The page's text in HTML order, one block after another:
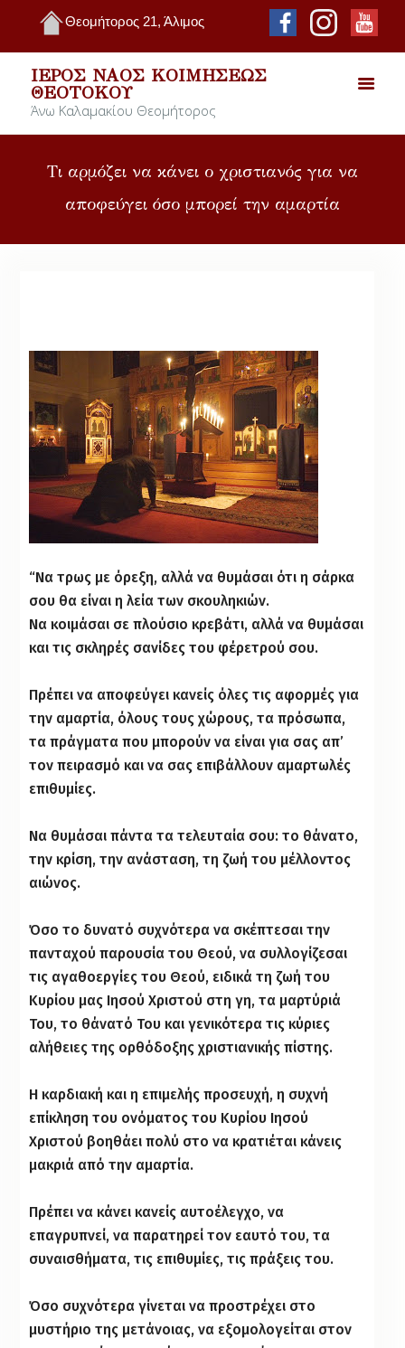
Θεομήτορος 21, Άλιμος
ΙΕΡΌΣ ΝΑΌΣ ΚΟΙΜΉΣΕΩΣ
ΘΕΟΤΌΚΟΥ
Άνω Καλαμακίου Θεομήτορος
Τι αρμόζει να κάνει ο χριστιανός για να
αποφεύγει όσο μπορεί την αμαρτία
“Να τρως με όρεξη, αλλά να θυμάσαι ότι η σάρκα
σου θα είναι η λεία των σκουληκιών.
Να κοιμάσαι σε πλούσιο κρεβάτι, αλλά να θυμάσαι
και τις σκληρές σανίδες του φέρετρού σου.
Πρέπει να αποφεύγει κανείς όλες τις αφορμές για
την αμαρτία, όλους τους χώρους, τα πρόσωπα,
τα πράγματα που μπορούν να είναι για σας απ’
τον πειρασμό και να σας επιβάλλουν αμαρτωλές
επιθυμίες.
Να θυμάσαι πάντα τα τελευταία σου: το θάνατο,
την κρίση, την ανάσταση, τη ζωή του μέλλοντος
αιώνος.
Όσο το δυνατό συχνότερα να σκέπτεσαι την
πανταχού παρουσία του Θεού, να συλλογίζεσαι
τις αγαθοεργίες του Θεού, ειδικά τη ζωή του
Κυρίου μας Ιησού Χριστού στη γη, τα μαρτύριά
Του, το θάνατό Του και γενικότερα τις κύριες
αλήθειες της ορθόδοξης χριστιανικής πίστης.
Η καρδιακή και η επιμελής προσευχή, η συχνή
επίκληση του ονόματος του Κυρίου Ιησού
Χριστού βοηθάει πολύ στο να κρατιέται κάνεις
μακριά από την αμαρτία.
Πρέπει να κάνει κανείς αυτοέλεγχο, να
επαγρυπνεί, να παρατηρεί τον εαυτό του, τα
συναισθήματα, τις επιθυμίες, τις πράξεις του.
Όσο συχνότερα γίνεται να προστρέχει στο
μυστήριο της μετάνοιας, να εξομολογείται στον